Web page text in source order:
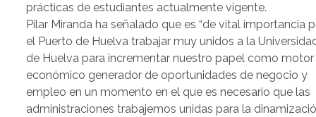
prácticas de estudiantes actualmente vigente.
Pilar Miranda ha señalado que es “de vital importancia
el Puerto de Huelva trabajar muy unidos a la
de Huelva para incrementar nuestro papel como motor
económico generador de oportunidades de negocio y
empleo en un momento en el que es necesario que las
administraciones trabajemos unidas para la